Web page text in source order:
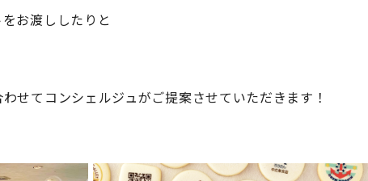
お渡ししたりと
せてコンシェルジュがご提案させていただきます！